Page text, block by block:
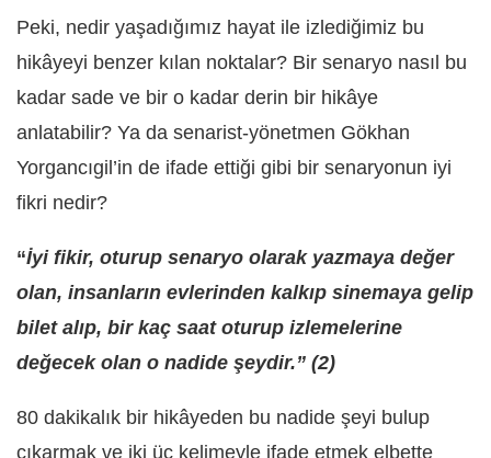
Peki, nedir yaşadığımız hayat ile izlediğimiz bu
hikâyeyi benzer kılan noktalar? Bir senaryo nasıl bu
kadar sade ve bir o kadar derin bir hikâye
anlatabilir? Ya da senarist-yönetmen Gökhan
Yorgancıgil’in de ifade ettiği gibi bir senaryonun iyi
fikri nedir?
“İyi fikir, oturup senaryo olarak yazmaya değer
olan, insanların evlerinden kalkıp sinemaya gelip
bilet alıp, bir kaç saat oturup izlemelerine
değecek olan o nadide şeydir.” (2)
80 dakikalık bir hikâyeden bu nadide şeyi bulup
çıkarmak ve iki üç kelimeyle ifade etmek elbette